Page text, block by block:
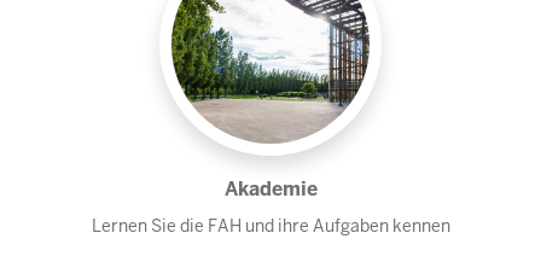
Akademie
Lernen Sie die FAH und ihre Aufgaben kennen